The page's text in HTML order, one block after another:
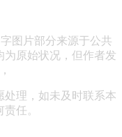
图片部分来源于公共
为原始状况，但作者发
理，如未及时联系本
任。